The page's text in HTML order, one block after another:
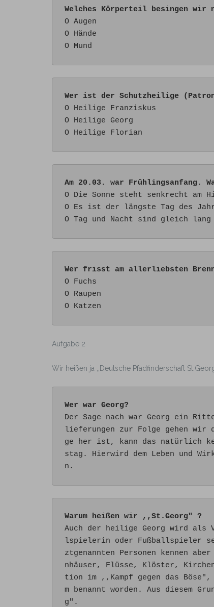
Welches Körperteil besingen
O Augen
O Hände
O Mund
Wer ist der Schutzheilige
O Heilige Franziskus
O Heilige Georg
O Heilige Florian
Am 20.03. war Frühlingsanfang.
O Die Sonne steht senkrecht am
O Es ist der längste Tag des
O Tag und Nacht sind gleich lang
Wer frisst am allerliebsten
O Fuchs
O Raupen
Aufgabe 2
Wir heißen ja ,,Deutsche Pfadfinderschaft
Wer war Georg?
Der Sage nach war Georg ein
lieferungen zur Folge gehen wir
ge her ist, kann das natürlich
stag. Hierwird dem Leben und
n.
Warum heißen wir ,,St.Georg" ?
Auch der heilige Georg wird
lspielerin oder Fußballspieler
ztgenannten Personen kennen
nhäuser, Flüsse, Klöster,
tion im ,,Kampf gegen das
m benannt worden. Aus diesem
g".